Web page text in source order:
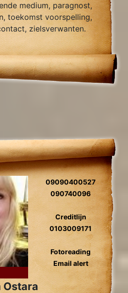
medium, paragnost,
toekomst voorspelling,
zielsverwanten.
09090400527
090740096
Creditlijn
0103009171
Fotoreading
Email alert
Ostara